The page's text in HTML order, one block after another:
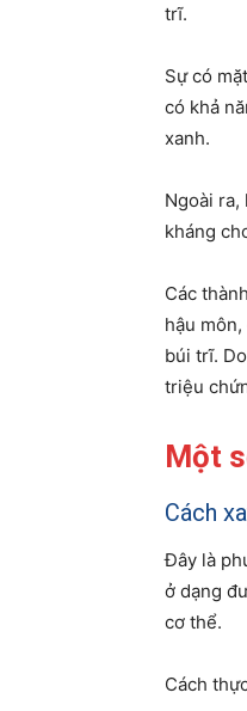
trĩ.
Sự có
có khả
xanh.
Ngoài
kháng
Các
hậu
búi trĩ.
triệu
Một
Cách
Đây là
ở dạng
cơ thể.
Cách